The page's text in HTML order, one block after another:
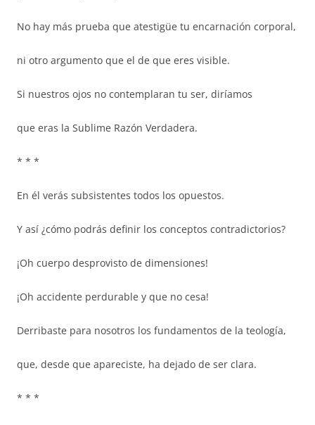
No hay más prueba que atestigüe tu encarnación corporal,
ni otro argumento que el de que eres visible.
Si nuestros ojos no contemplaran tu ser, diríamos
que eras la Sublime Razón Verdadera.
* * *
En él verás subsistentes todos los opuestos.
Y así ¿cómo podrás definir los conceptos contradictorios?
¡Oh cuerpo desprovisto de dimensiones!
¡Oh accidente perdurable y que no cesa!
Derribaste para nosotros los fundamentos de la teología,
que, desde que apareciste, ha dejado de ser clara.
* * *